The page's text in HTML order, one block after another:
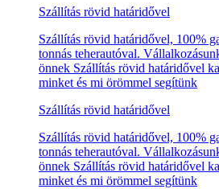
Szállítás rövid határidővel
Szállítás rövid határidővel, 100%
tonnás teherautóval.
önnek Szállítás rövid határidővel
minket és mi örömmel segítünk
Szállítás rövid határidővel
Szállítás rövid határidővel, 100%
tonnás teherautóval.
önnek Szállítás rövid határidővel
minket és mi örömmel segítünk